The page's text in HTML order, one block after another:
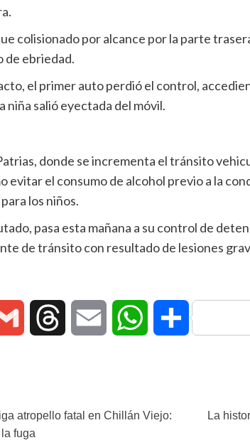
colisionado por alcance por la parte
de ebriedad.
el primer auto perdió el control,
niña salió eyectada del móvil.
donde se incrementa el tránsito
evitar el consumo de alcohol previo a la
los niños.
pasa esta mañana a su control de
de tránsito con resultado de lesiones
Gmail Threads Email WhatsAppCompartir
atropello fatal en Chillán Viejo:
fuga
La